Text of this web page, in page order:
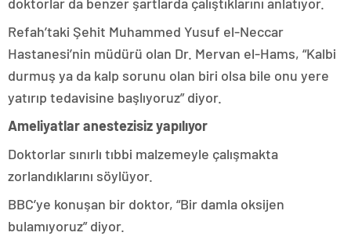
Refah’taki Şehit Muhammed Yusuf el-Neccar
Hastanesi’nin müdürü olan Dr. Mervan el-Hams, “Kalbi
durmuş ya da kalp sorunu olan biri olsa bile onu yere
yatırıp tedavisine başlıyoruz” diyor.
Ameliyatlar anestezisiz yapılıyor
Doktorlar sınırlı tıbbi malzemeyle çalışmakta
zorlandıklarını söylüyor.
BBC’ye konuşan bir doktor, “Bir damla oksijen
bulamıyoruz” diyor.